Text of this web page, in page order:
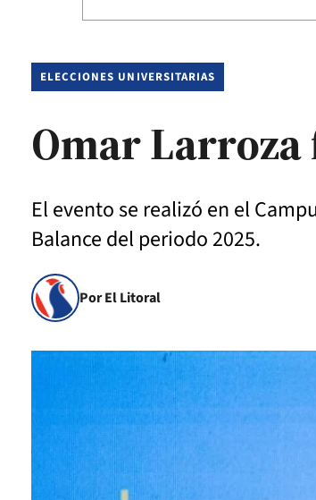
ELECCIONES UNIVERSITARIAS
Omar
El evento se realizó en el
Balance del periodo 2025.
Por El Litoral